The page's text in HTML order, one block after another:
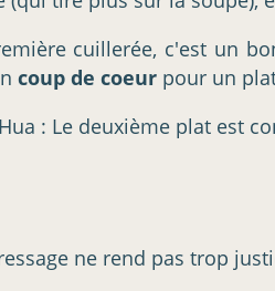
cuillerée, c'est un
coup de coeur pour un
: Le deuxième plat est
ne rend pas trop